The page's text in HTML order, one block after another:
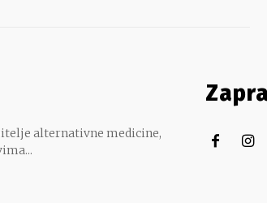
alternativne medicine,